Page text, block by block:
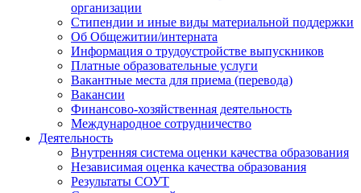
организации
Стипендии и иные виды материальной поддержки
Об Общежитии/интерната
Информация о трудоустройстве выпускников
Платные образовательные услуги
Вакантные места для приема (перевода)
Вакансии
Финансово-хозяйственная деятельность
Международное сотрудничество
Деятельность
Внутренняя система оценки качества образования
Независимая оценка качества образования
Результаты СОУТ